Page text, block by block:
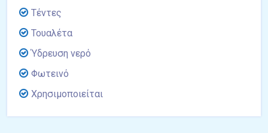
Τέντες
Τουαλέτα
Ύδρευση νερό
Φωτεινό
Χρησιμοποιείται